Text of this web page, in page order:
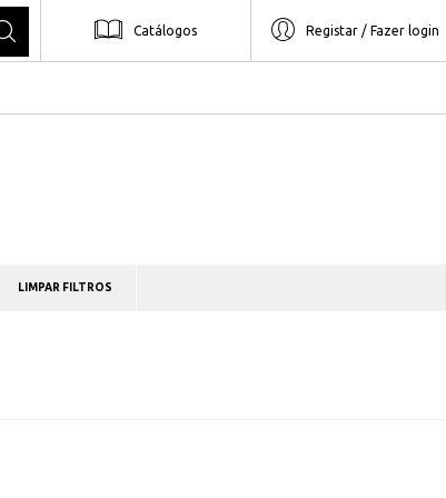
Catálogos Registar / Fazer login
LIMPAR FILTROS